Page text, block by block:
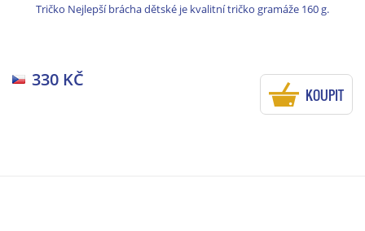
Tričko Nejlepší brácha dětské je kvalitní tričko gramáže 160 g.
330 KČ
KOUPIT